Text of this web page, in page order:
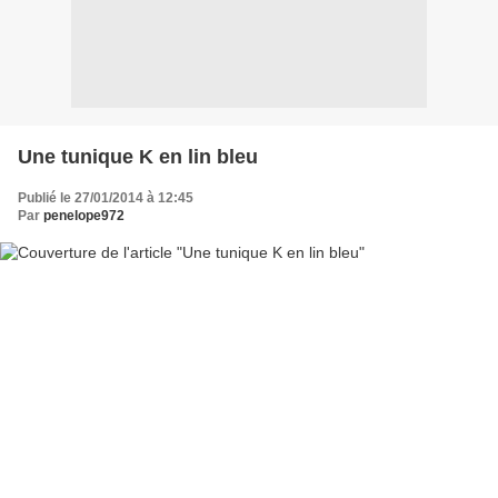
Une tunique K en lin bleu
Publié le 27/01/2014 à 12:45
Par penelope972